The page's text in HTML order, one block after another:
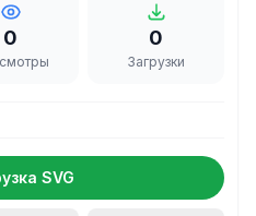
0 0
Загрузки
SVG